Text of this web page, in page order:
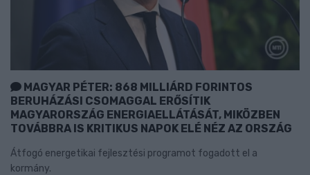
MAGYAR PÉTER: 868 MILLIÁRD FORINTOS
BERUHÁZÁSI CSOMAGGAL ERŐSÍTIK
MAGYARORSZÁG ENERGIAELLÁTÁSÁT, MIKÖZBEN
TOVÁBBRA IS KRITIKUS NAPOK ELÉ NÉZ AZ ORSZÁG
Átfogó energetikai fejlesztési programot fogadott el a
kormány.